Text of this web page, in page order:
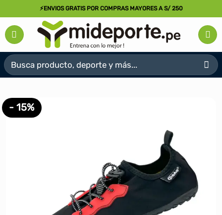
al
contenido
⚡ENVIOS GRATIS POR COMPRAS MAYORES A S/ 250
Buscar
por:
- 15%